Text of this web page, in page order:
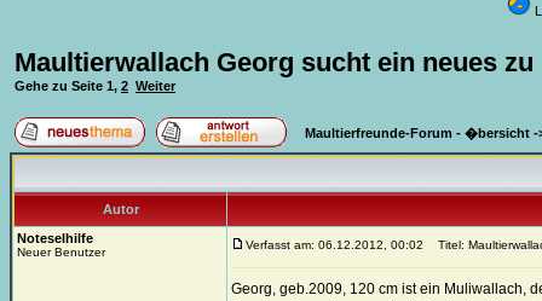
Maultierwallach Georg sucht ein neues zu
Gehe zu Seite 1, 2 Weiter
Maultierfreunde-Forum - �bersicht -
Autor
Noteselhilfe
Neuer Benutzer
Verfasst am: 06.12.2012, 00:02 Titel:
Georg, geb.2009, 120 cm ist ein Muliwallach,